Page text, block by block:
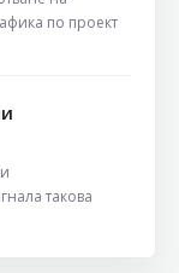
по проект
такова